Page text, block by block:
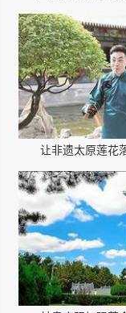
让非遗太原莲花